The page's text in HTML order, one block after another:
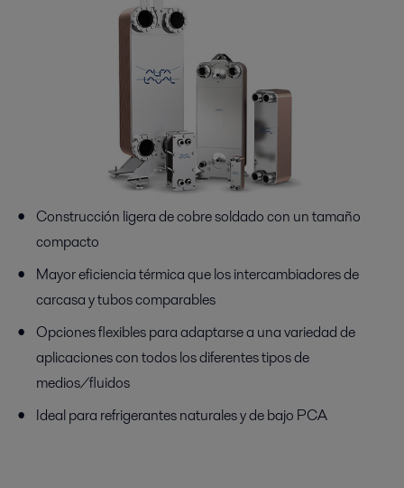
Construcción ligera de cobre soldado con un tamaño
compacto
Mayor eficiencia térmica que los intercambiadores de
carcasa y tubos comparables
Opciones flexibles para adaptarse a una variedad de
aplicaciones con todos los diferentes tipos de
medios/fluidos
Ideal para refrigerantes naturales y de bajo PCA